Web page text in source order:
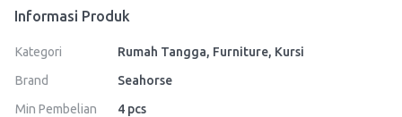
Informasi Produk
Kategori
Rumah Tangga, Furniture, Kursi
Brand
Seahorse
Min Pembelian
4 pcs